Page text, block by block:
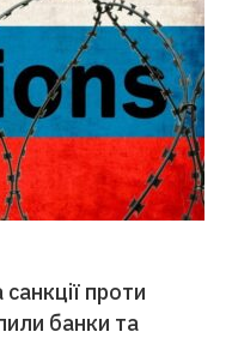
проти
банки та